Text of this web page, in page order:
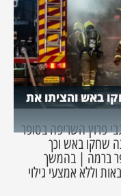
באש והציתו את
פרוץ השריפה בסופר
שחקו באש וכך
ברמה | בהמשך
וללא אמצעי גילוי